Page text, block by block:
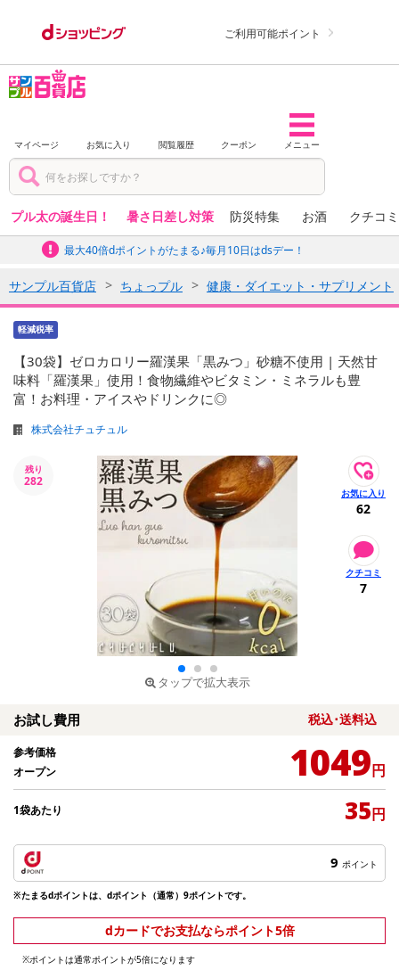
ご利用可能ポイント
マイページ お気に入り 閲覧履歴 クーポン メニュー
プル太の誕生日！ 暑さ日差し対策 防災特集 お酒 クチコ
最大40倍dポイントがたまる♪毎月10日はdsデー！
サンプル百貨店 ちょっプル 健康・ダイエット・サプリメント
軽減税率
【30袋】ゼロカロリー羅漢果「黒みつ」砂糖不使用 | 天然甘
味料「羅漢果」使用！食物繊維やビタミン・ミネラルも豊
富！お料理・アイスやドリンクに◎
株式会社チュチュル
残り
282
タップで拡大表示
62
7
お試し費用 税込･送料込
参考価格
オープン
1049円
1袋あたり 35円
9 ポイント
※たまるdポイントは、dポイント（通常）9ポイントです。
dカードでお支払ならポイント5倍
※ポイントは通常ポイントが5倍になります